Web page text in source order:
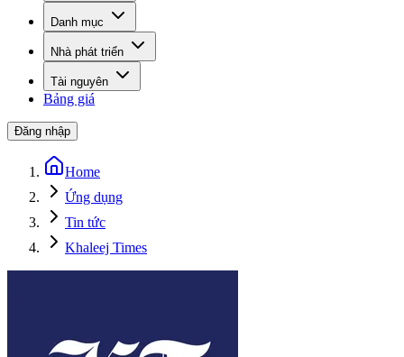
Danh mục
Nhà phát triển
Tài nguyên
Bảng giá
Đăng nhập
Home
Ứng dụng
Tin tức
Khaleej Times